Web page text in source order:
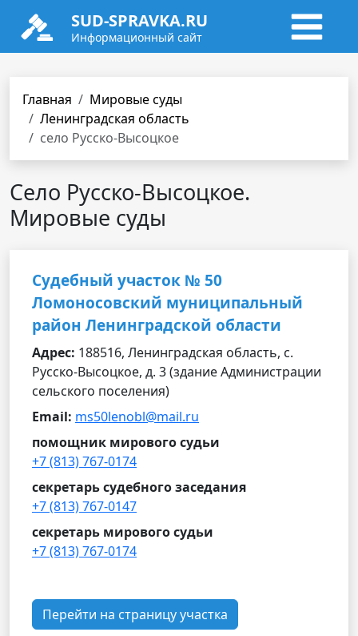
SUD-SPRAVKA.RU
Информационный сайт
Главная
Мировые суды
Ленинградская область
село Русско-Высоцкое
Село Русско-Высоцкое.
Мировые суды
Судебный участок № 50
Ломоносовский муниципальный
район Ленинградской области
Адрес: 188516, Ленинградская область, с.
Русско-Высоцкое, д. 3 (здание Администрации
сельского поселения)
Email: ms50lenobl@mail.ru
помощник мирового судьи
+7 (813) 767-0174
секретарь судебного заседания
+7 (813) 767-0147
секретарь мирового судьи
+7 (813) 767-0174
Перейти на страницу участка